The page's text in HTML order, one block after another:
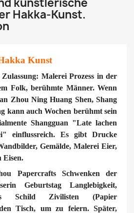
künstlerische
Hakka-Kunst.
Kunst
Malerei Prozess in der
Folk, berühmte Männer. Wenn
Zhou Ning Huang Shen, Shang
kann auch Wochen berühmt sein
Shangguan "Late lachen
einflussreich. Es gibt Drucke
Gemälde, Malerei Eier,
Eisen.
Papercrafts Schwenken der
Geburtstag Langlebigkeit,
Schild Zivilisten (Papier
Tisch, um zu feiern. Später,